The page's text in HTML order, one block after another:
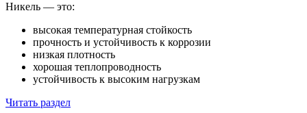
Никель — это:
высокая температурная стойкость
прочность и устойчивость к коррозии
низкая плотность
хорошая теплопроводность
устойчивость к высоким нагрузкам
Читать раздел